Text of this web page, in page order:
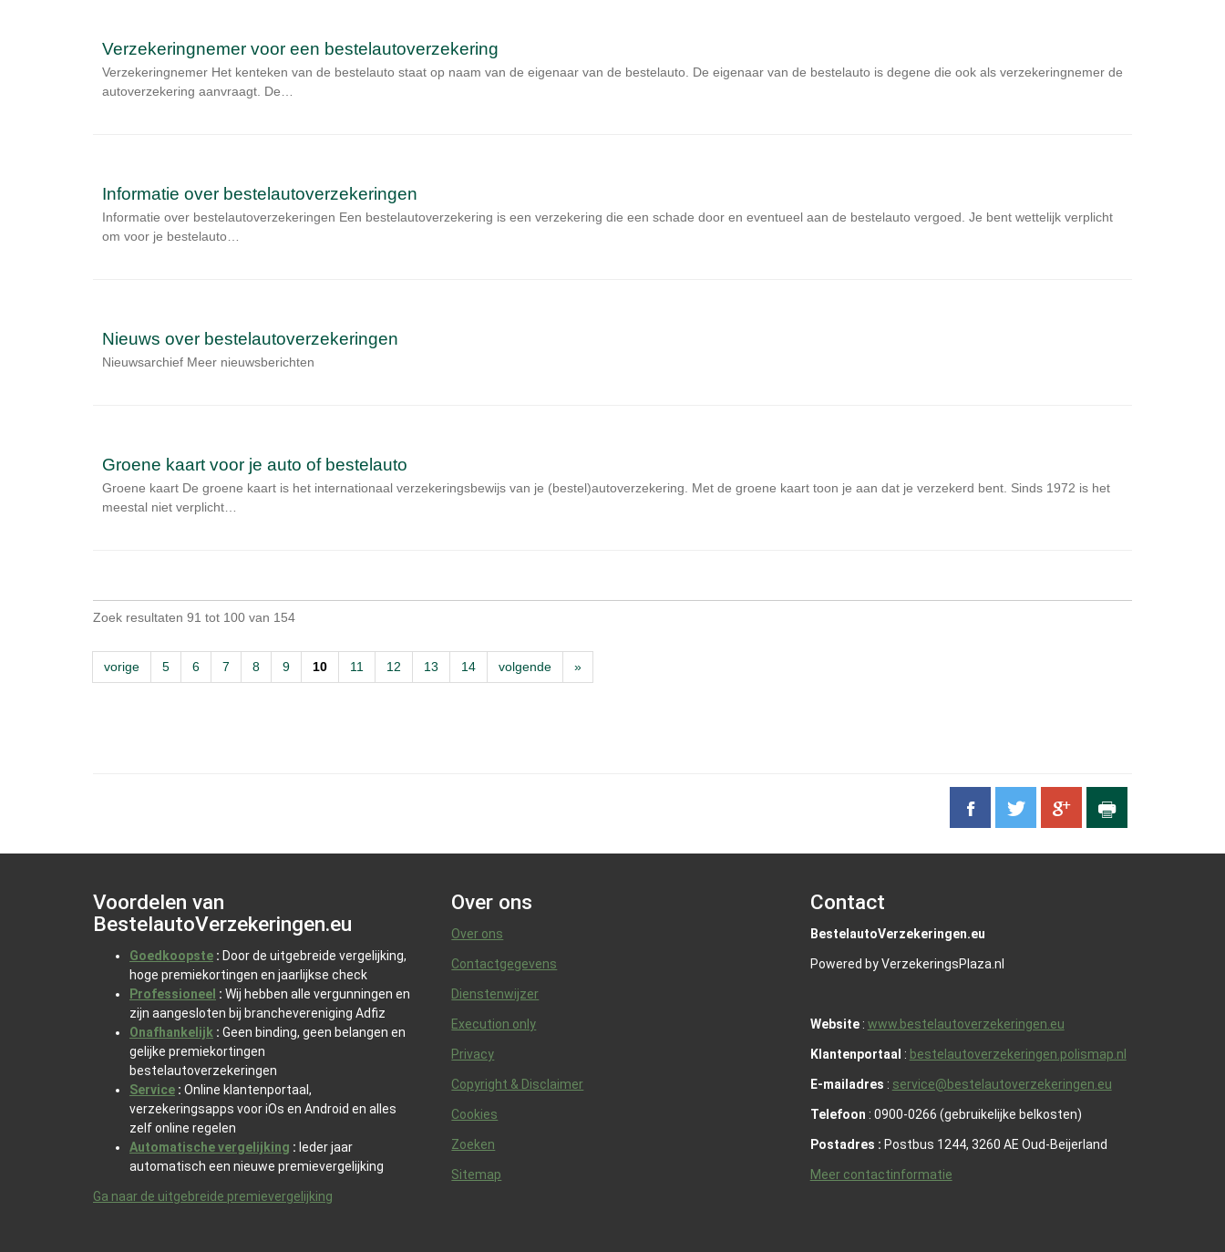
Verzekeringnemer voor een bestelautoverzekering
Verzekeringnemer Het kenteken van de bestelauto staat op naam van de eigenaar van de bestelauto. De eigenaar van de bestelauto is degene die ook als verzekeringnemer de
autoverzekering aanvraagt. De…
Informatie over bestelautoverzekeringen
Informatie over bestelautoverzekeringen Een bestelautoverzekering is een verzekering die een schade door en eventueel aan de bestelauto vergoed. Je bent wettelijk verplicht
om voor je bestelauto…
Nieuws over bestelautoverzekeringen
Nieuwsarchief Meer nieuwsberichten
Groene kaart voor je auto of bestelauto
Groene kaart De groene kaart is het internationaal verzekeringsbewijs van je (bestel)autoverzekering. Met de groene kaart toon je aan dat je verzekerd bent. Sinds 1972 is het
meestal niet verplicht…
Zoek resultaten 91 tot 100 van 154
vorige 5 6 7 8 9 10 11 12 13 14 volgende »
Voordelen van
BestelautoVerzekeringen.eu
Goedkoopste : Door de uitgebreide vergelijking,
hoge premiekortingen en jaarlijkse check
Professioneel : Wij hebben alle vergunningen en
zijn aangesloten bij branchevereniging Adfiz
Onafhankelijk : Geen binding, geen belangen en
gelijke premiekortingen
bestelautoverzekeringen
Service : Online klantenportaal,
verzekeringsapps voor iOs en Android en alles
zelf online regelen
Automatische vergelijking : Ieder jaar
automatisch een nieuwe premievergelijking
Ga naar de uitgebreide premievergelijking
Over ons
Over ons
Contactgegevens
Dienstenwijzer
Execution only
Privacy
Copyright & Disclaimer
Cookies
Zoeken
Sitemap
Contact
BestelautoVerzekeringen.eu
Powered by VerzekeringsPlaza.nl
Website: www.bestelautoverzekeringen.eu
Klantenportaal : bestelautoverzekeringen.polismap.nl
E-mailadres : service@bestelautoverzekeringen.eu
Telefoon : 0900-0266 (gebruikelijke belkosten)
Postadres : Postbus 1244, 3260 AE Oud-Beijerland
Meer contactinformatie